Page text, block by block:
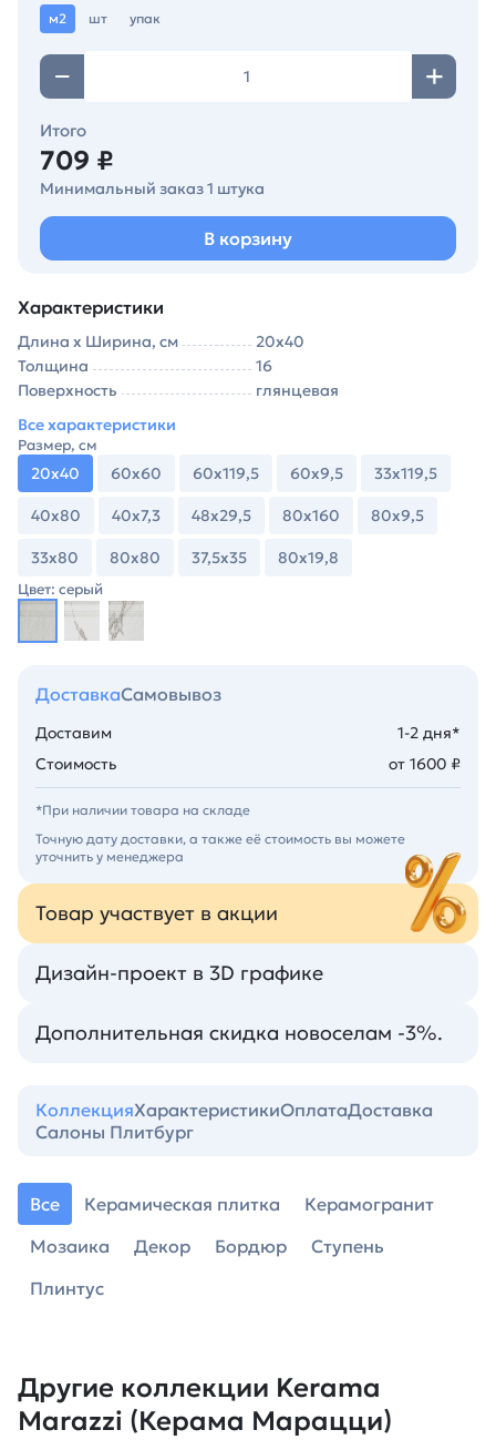
м2 шт упак
Итого
709 ₽
Минимальный заказ 1 штука
В корзину
Характеристики
Длина х Ширина, см
20х40
Толщина
16
Поверхность
глянцевая
Все характеристики
Размер, см
20х40 60х60 60х119,5 60х9,5 33х119,5
40х80 40х7,3 48х29,5 80х160 80х9,5
33х80 80х80 37,5х35 80х19,8
Цвет: серый
ДоставкаСамовывоз
Доставим
1-2 дня*
Стоимость
от 1600 ₽
*При наличии товара на складе
Точную дату доставки, а также её стоимость вы можете
уточнить у менеджера
Товар участвует в акции
Дизайн-проект в 3D графике
Дополнительная скидка новоселам -3%.
КоллекцияХарактеристикиОплатаДоставка
Салоны Плитбург
Все Керамическая плитка
Керамогранит
Мозаика
Декор Бордюр
Ступень
Плинтус
Другие коллекции Kerama
Marazzi (Керама Марацци)